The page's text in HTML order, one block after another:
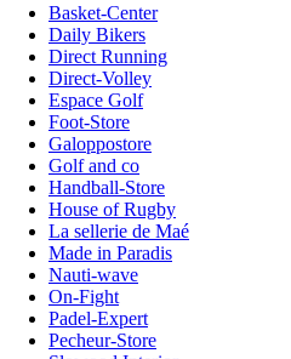
Basket-Center
Daily Bikers
Direct Running
Direct-Volley
Espace Golf
Foot-Store
Galoppostore
Golf and co
Handball-Store
House of Rugby
La sellerie de Maé
Made in Paradis
Nauti-wave
On-Fight
Padel-Expert
Pecheur-Store